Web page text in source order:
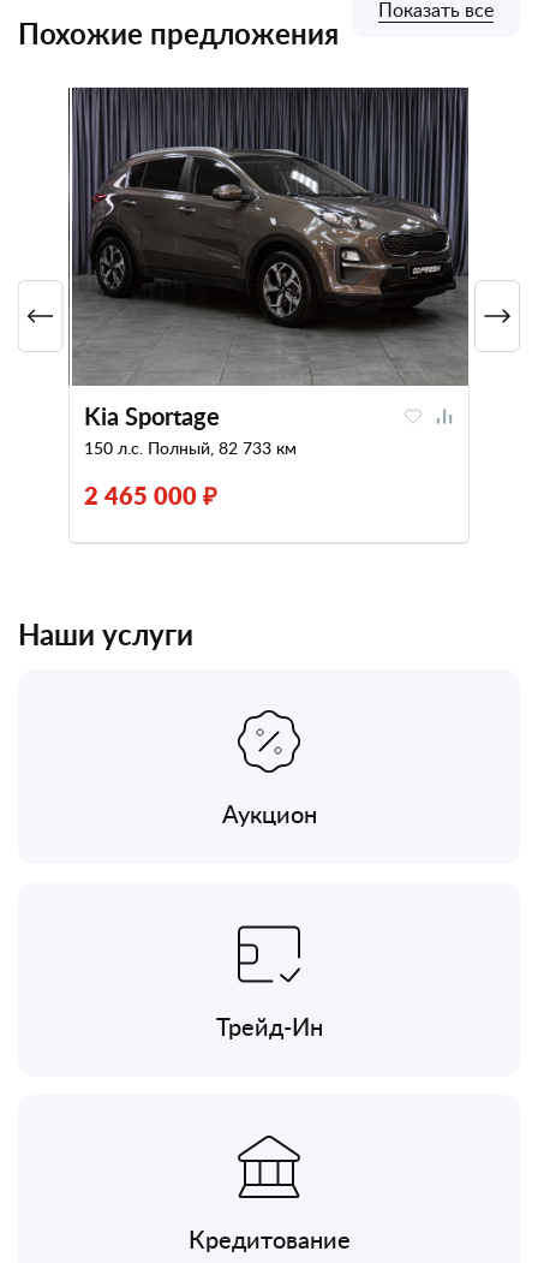
Похожие предложения
Kia Sportage
150 л.с. Полный, 82 733 км
2 465 000 ₽
Показать все
Наши услуги
Аукцион
Трейд-Ин
Кредитование